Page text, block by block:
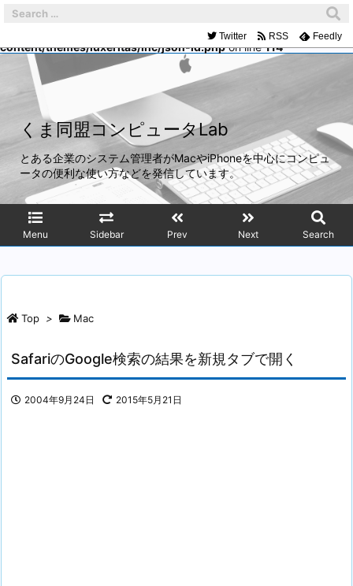
Warning: Trying to access array offset on false in
/home/mach/kumadoumei.net/public_html/wp-
content/themes/luxeritas/inc/json-ld.phpon line114
くま同盟コンピュータLab
とある企業のシステム管理者がMacやiPhoneを中心にコンピュ
ータの便利な使い方などを発信しています。
Menu Sidebar Prev Next Search
Twitter RSS Feedly
Top > Mac
SafariのGoogle検索の結果を新規タブで開く
2004年9月24日 2015年5月21日